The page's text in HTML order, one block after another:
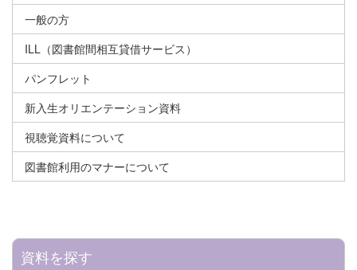
一般の方
ILL（図書館間相互貸借サービス）
パンフレット
新入生オリエンテーション資料
視聴覚資料について
図書館利用のマナーについて
資料を探す